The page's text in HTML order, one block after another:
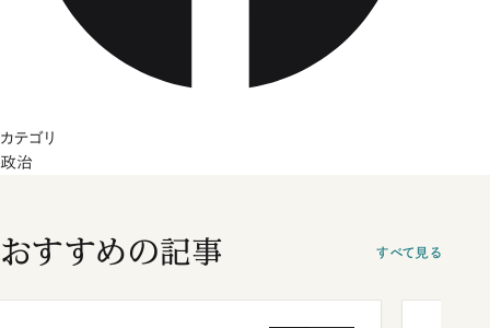
カテゴリ
政治
おすすめの記事 すべて見る